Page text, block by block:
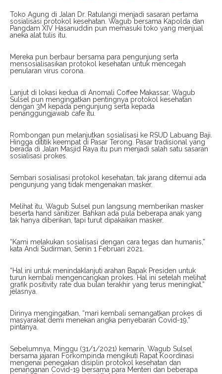
Toko Agung di Jalan Dr. Ratulangi menjadi sasaran pertama
sosialisasi protokol kesehatan. Wagub bersama Kapolda dan
Pangdam XIV Hasanuddin pun memasuki toko yang menjual
aneka alat tulis itu.
Mereka pun berbaur bersama para pengunjung serta
mensosialisasikan protokol kesehatan untuk mencegah
penularan virus corona.
Lanjut di lokasi kedua di Anomali Coffee Makassar, Wagub
Sulsel pun mengingatkan pentingnya protokol kesehatan
dengan 3M kepada pengunjung serta kepada
penanggungjawab cafe itu.
Rombongan pun melanjutkan sosialisasi ke RSUD Labuang Baji.
Hingga dititik keempat di Pasar Terong. Pasar tradisional yang
berada di Jalan Masjid Raya itu pun menjadi salah satu sasaran
sosialisasi prokes.
Sembari sosialisasi protokol kesehatan, tak jarang ditemui ada
pengunjung yang tidak mengenakan masker.
Melihat itu, Wagub Sulsel pun langsung memberikan masker
beserta hand sanitizer. Bahkan ada pula beberapa anak yang
tak hanya diberikan, tapi turut dipakaikan masker.
“Kami melakukan sosialisasi dengan cara tegas dan humanis,”
kata Andi Sudirman, Senin 1 Februari 2021.
“Hal ini untuk menindaklanjuti arahan Bapak Presiden untuk
turun kembali mengencangkan prokes. Hal ini setelah melihat
grafik positivity rate dua bulan terakhir yang terus meningkat,”
jelasnya.
Dirinya mengingatkan, “mari kembali semangatkan prokes di
masyarakat demi menekan angka penyebaran Covid-19,”
pintanya.
Sebelumnya, Minggu (31/1/2021) kemarin, Wagub Sulsel
bersama jajaran Forkompinda mengikuti Rapat Koordinasi
mengenai penegakan disiplin protokol kesehatan dan
penanganan Covid-19 bersama para Menteri dan beberapa